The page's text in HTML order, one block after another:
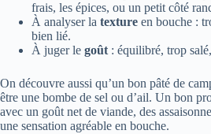
frais, les épices, ou un petit côté
À analyser la texture en bouche :
bien lié.
À juger le goût : équilibré, trop
On découvre aussi qu’un bon pâté de
être une bombe de sel ou d’ail. Un bon
avec un goût net de viande, des
une sensation agréable en bouche.